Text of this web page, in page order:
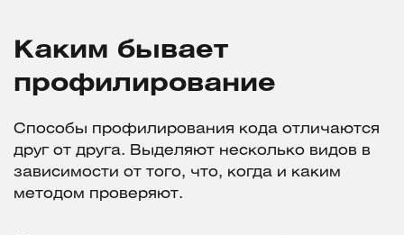
Каким бывает
профилирование
Способы профилирования кода отличаются
друг от друга. Выделяют несколько видов в
зависимости от того, что, когда и каким
методом проверяют.